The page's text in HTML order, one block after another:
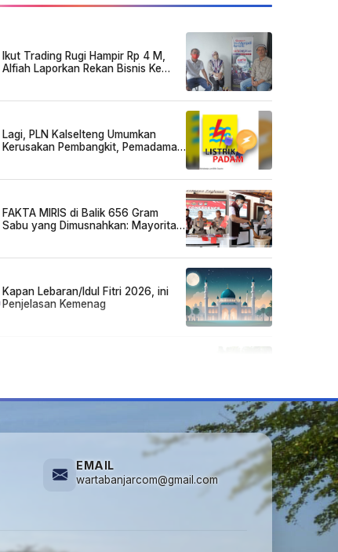
Ikut Trading Rugi Hampir Rp 4 M,
Alfiah Laporkan Rekan Bisnis Ke
Lagi, PLN Kalselteng Umumkan
Kerusakan Pembangkit, Pemadaman
FAKTA MIRIS di Balik 656 Gram
Sabu yang Dimusnahkan: Mayoritas
Kapan Lebaran/Idul Fitri 2026, ini
Penjelasan Kemenag
EMAIL
wartabanjarcom@gmail.com